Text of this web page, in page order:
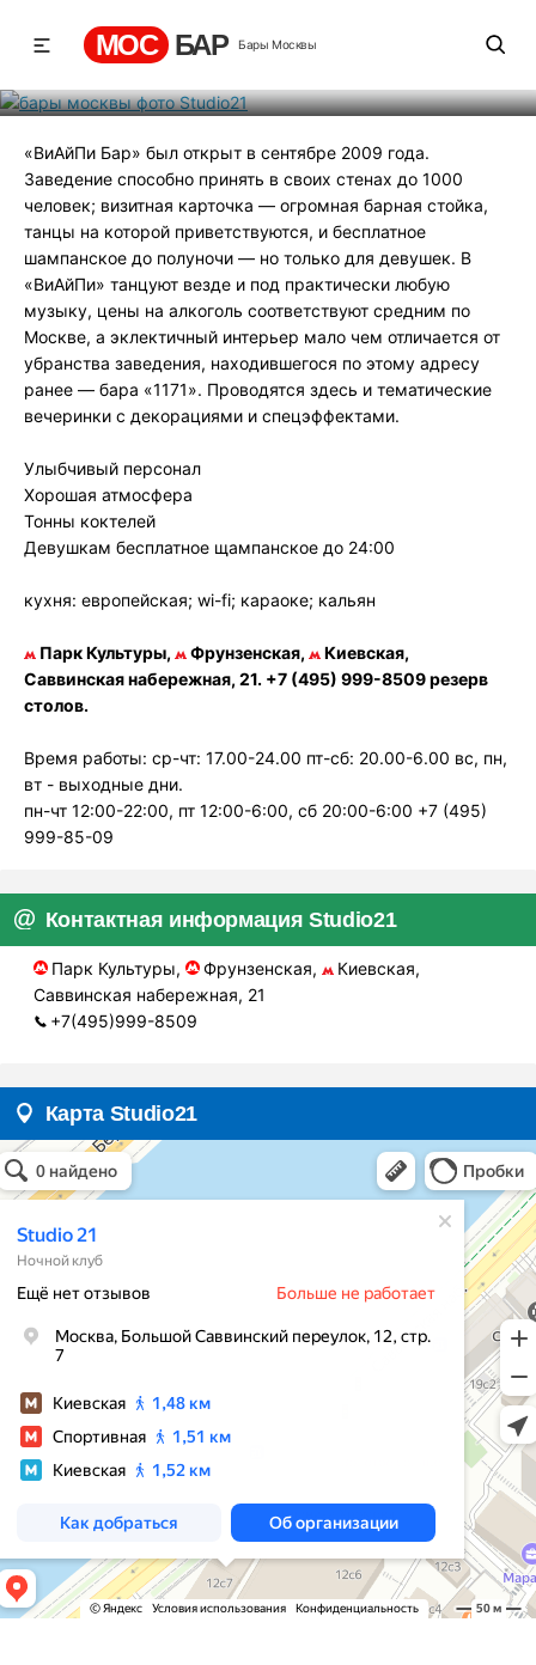
МОС БАР Бары Москвы
«ВиАйПи Бар» был открыт в сентябре 2009 года.
Заведение способно принять в своих стенах до 1000
человек; визитная карточка — огромная барная стойка,
танцы на которой приветствуются, и бесплатное
шампанскоe до полуночи — но только для девушек. В
«ВиАйПи» танцуют везде и под практически любую
музыку, цены на алкоголь соответствуют средним по
Москве, а эклектичный интерьер мало чем отличается от
убранства заведения, находившегося по этому адресу
ранее — бара «1171». Проводятся здесь и тематические
вечеринки с декорациями и спецэффектами.
Улыбчивый персонал
Хорошая атмосфера
Тонны коктелей
Девушкам бесплатное щампанское до 24:00
кухня: европейская; wi-fi; караоке; кальян
Парк Культуры, Фрунзенская,
Киевская,
Саввинская набережная, 21. +7 (495) 999-8509 резерв
столов.
Время работы: ср-чт: 17.00-24.00 пт-сб: 20.00-6.00 вс, пн,
вт - выходные дни.
пн-чт 12:00-22:00, пт 12:00-6:00, сб 20:00-6:00 +7 (495)
999-85-09
Контактная информация Studio21
Парк Культуры, Фрунзенская,
Киевская,
Саввинская набережная, 21
+7(495)999-8509
Карта Studio21